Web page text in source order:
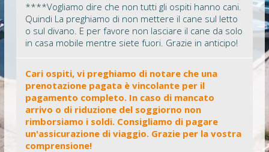
****Vogliamo dire che non tutti gli ospiti hanno cani.
Quindi La preghiamo di non mettere il cane sul letto
o sul divano. E per favore non lasciare il cane da solo
in casa mobile mentre siete fuori. Grazie in anticipo!
Cari ospiti, vi preghiamo di notare che una
prenotazione pagata è vincolante per il
pagamento completo. In caso di mancato
arrivo o di riduzione del soggiorno non
rimborsiamo i soldi. Consigliamo di pagare
un'assicurazione di viaggio. Grazie per la vostra
comprensione!